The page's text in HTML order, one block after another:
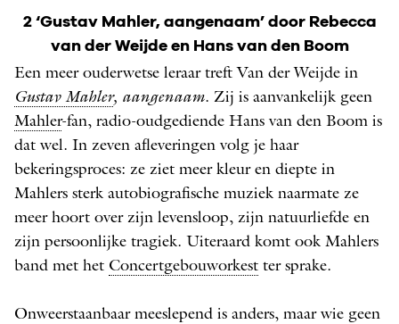
2 ‘Gustav Mahler, aangenaam’ door Rebecca
van der Weijde en Hans van den Boom
Een meer ouderwetse leraar treft Van der Weijde in
Gustav Mahler, aangenaam. Zij is aanvankelijk geen
Mahler-fan, radio-oudgediende Hans van den Boom is
dat wel. In zeven afleveringen volg je haar
bekeringsproces: ze ziet meer kleur en diepte in
Mahlers sterk autobiografische muziek naarmate ze
meer hoort over zijn levensloop, zijn natuurliefde en
zijn persoonlijke tragiek. Uiteraard komt ook Mahlers
band met het Concertgebouworkest ter sprake.
Onweerstaanbaar meeslepend is anders, maar wie geen